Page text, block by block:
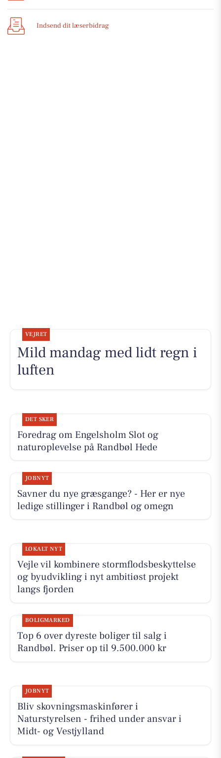
Indsend dit læserbidrag
VEJRET
Mild mandag med lidt regn i
luften
DET SKER
Foredrag om Engelsholm Slot og
naturoplevelse på Randbøl Hede
JOBNYT
Savner du nye græsgange? - Her er nye
ledige stillinger i Randbøl og omegn
LOKALT NYT
Vejle vil kombinere stormflodsbeskyttelse
og byudvikling i nyt ambitiøst projekt
langs fjorden
BOLIGMARKED
Top 6 over dyreste boliger til salg i
Randbøl. Priser op til 9.500.000 kr
JOBNYT
Bliv skovningsmaskinfører i
Naturstyrelsen - frihed under ansvar i
Midt- og Vestjylland